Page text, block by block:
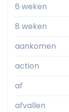
6 weken
8 weken
aankomen
action
af
afvallen